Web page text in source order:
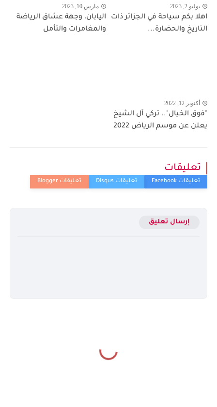
يوليو 2, 2023
اهلا بكم سياحة في الجزائر ذات
التاريخ والحضارة...
مارس 10, 2023
اليابان، وجهة عشاق الرياضة
والمغامرات والتأمل
أكتوبر 12, 2022
"فوق الخيال".. تركي آل الشيخ
يعلن عن موسم الرياض 2022
تعليقات
إرسال تعليق